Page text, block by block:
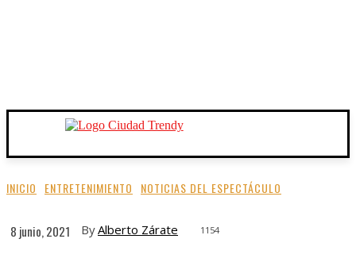
INICIO ENTRETENIMIENTO NOTICIAS DEL ESPECTÁCULO
8 junio, 2021 ByAlberto Zárate 1154